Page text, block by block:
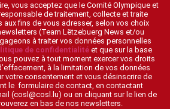
vous acceptez que le Comité Olympique et
de traitement, collecte et traite
fins de vous adresser, selon vos choix
(Team Lëtzebuerg News et/ou
à traiter vos données personnelles
de confidentialité et que sur la base
pouvez à tout moment exercer vos droits
à la limitation de vos données
votre consentement et vous désinscrire de
le formulaire de contact, en contactant
(cosl@cosl.lu) ou en cliquant sur le lien de
en bas de nos newsletters.